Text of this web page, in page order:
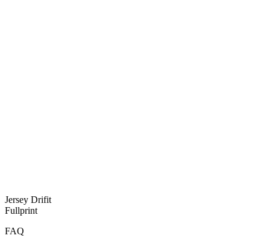
Jersey Drifit
Fullprint
FAQ